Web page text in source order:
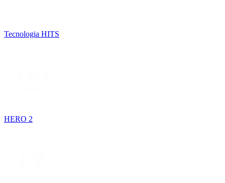
Tecnologia HITS
HERO 2